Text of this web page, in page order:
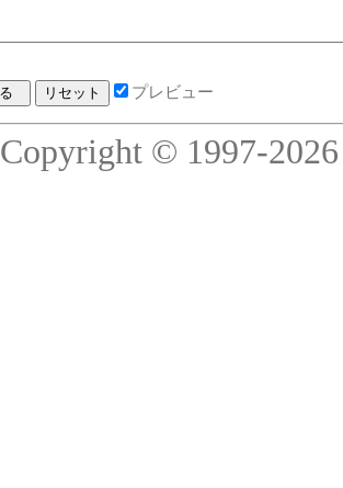
プレビュー
Copyright © 1997-